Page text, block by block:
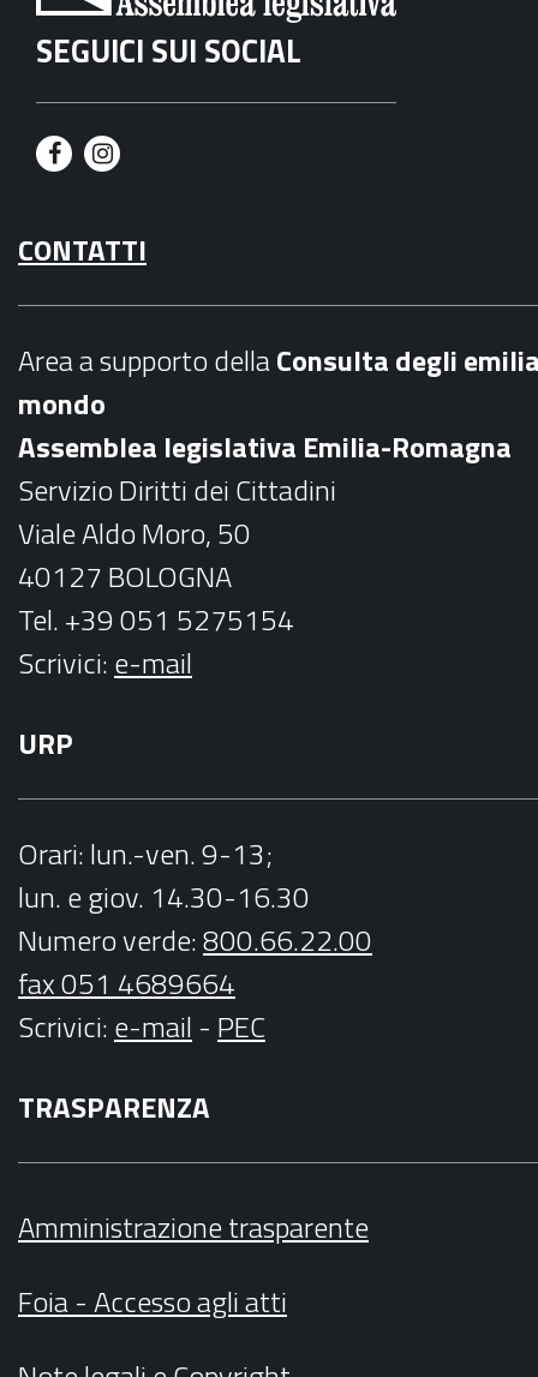
SEGUICI SUI SOCIAL
F
c
e
o
k
I
s
t
r
a
m
CONTATTI
Area a supporto dellaConsulta degli
mondo
Assemblea legislativa Emilia-Romagna
Servizio Diritti dei Cittadini
Viale Aldo Moro, 50
40127 BOLOGNA
Tel. +39 051 5275154
Scrivici:e-mail
URP
Orari: lun.-ven. 9-13;
lun. e giov. 14.30-16.30
Numero verde:800.66.22.00
fax 051 4689664
Scrivici:e-mail - PEC
TRASPARENZA
Amministrazione trasparente
Foia - Accesso agli atti